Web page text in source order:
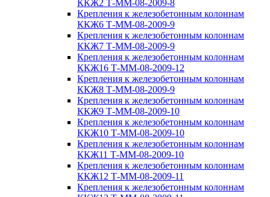
ККЖ2 Т-ММ-08-2009-8
Крепления к железобетонным колоннам
ККЖ6 Т-ММ-08-2009-9
Крепления к железобетонным колоннам
ККЖ7 Т-ММ-08-2009-9
Крепления к железобетонным колоннам
ККЖ16 Т-ММ-08-2009-12
Крепления к железобетонным колоннам
ККЖ8 Т-ММ-08-2009-9
Крепления к железобетонным колоннам
ККЖ9 Т-ММ-08-2009-10
Крепления к железобетонным колоннам
ККЖ10 Т-ММ-08-2009-10
Крепления к железобетонным колоннам
ККЖ11 Т-ММ-08-2009-10
Крепления к железобетонным колоннам
ККЖ12 Т-ММ-08-2009-11
Крепления к железобетонным колоннам